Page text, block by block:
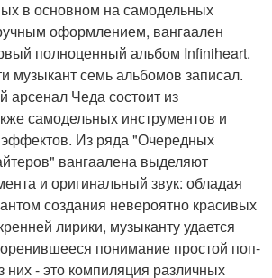
в основном на самодельных
оформлением, вангаален
полноценный альбом Infiniheart.
музыкант семь альбомов записал.
арсенал Чеда состоит из
самодельных инструментов и
Из ряда "Очередных
вангаалена выделяют
и оригинальный звук: обладая
создания невероятно красивых
лирики, музыканту удается
понимание простой поп-
- это компиляция различных